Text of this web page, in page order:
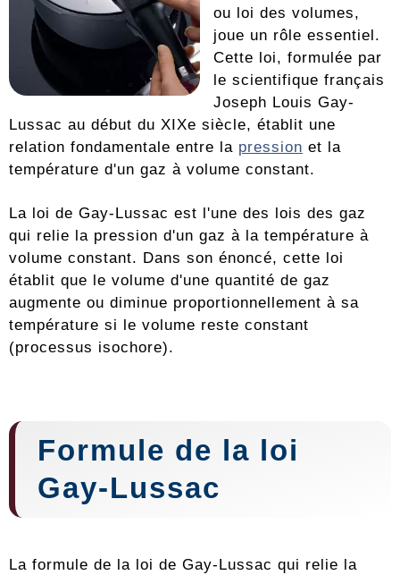
ou loi des volumes,
joue un rôle essentiel.
Cette loi, formulée par
le scientifique français
Joseph Louis Gay-
Lussac au début du XIXe siècle, établit une
relation fondamentale entre la pression et la
température d'un gaz à volume constant.
La loi de Gay-Lussac est l'une des lois des gaz
qui relie la pression d'un gaz à la température à
volume constant. Dans son énoncé, cette loi
établit que le volume d'une quantité de gaz
augmente ou diminue proportionnellement à sa
température si le volume reste constant
(processus isochore).
Formule de la loi
Gay-Lussac
La formule de la loi de Gay-Lussac qui relie la